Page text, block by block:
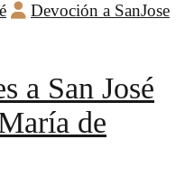
Devoción a SanJose
a San José
de